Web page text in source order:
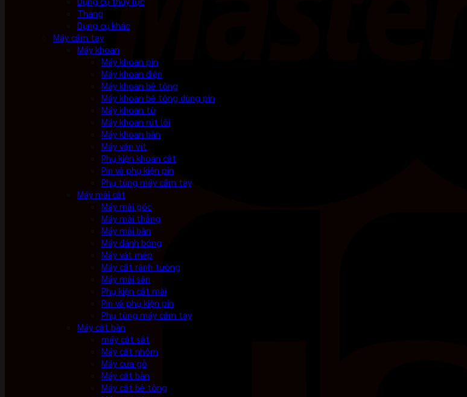
Thang
Dụng cụ khác
Máy cầm tay
Máy khoan
Máy khoan pin
Máy khoan điện
Máy khoan bê tông
Máy khoan bê tông dùng pin
Máy khoan từ
Máy khoan rút lõi
Máy khoan bàn
Máy vặn vít
Phụ kiện khoan cắt
Pin và phụ kiện pin
Phụ tùng máy cầm tay
Máy mài cắt
Máy mài góc
Máy mài thẳng
Máy mài bàn
Máy đánh bóng
Máy vát mép
Máy cắt rãnh tường
Máy mài sàn
Phụ kiện cắt mài
Pin và phụ kiện pin
Phụ tùng máy cầm tay
Máy cắt bàn
máy cắt sắt
Máy cắt nhôm
Máy cưa gỗ
Máy cắt bàn
Máy cắt bê tông